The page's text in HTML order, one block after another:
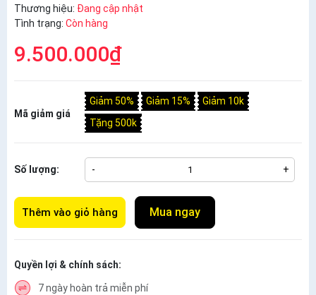
Thương hiệu: Đang cập nhật
Tình trạng: Còn hàng
9.500.000₫
Mã giảm giá
Giảm 50% Giảm 15%
Giảm 10k
Tặng 500k
Số lượng: - +
Thêm vào giỏ hàng Mua ngay
Quyền lợi & chính sách:
7 ngày hoàn trả miễn phí